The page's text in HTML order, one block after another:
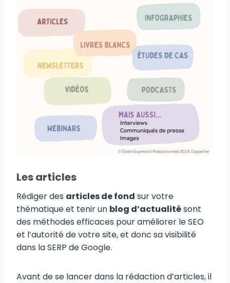
Les articles
Rédiger des articles de fond sur votre
thématique et tenir un blog d’actualitésont
des méthodes efficaces pour améliorer le SEO
et l’autorité de votre site, et donc sa visibilité
dans la SERP de Google.
Avant de se lancer dans la rédaction d’articles, il